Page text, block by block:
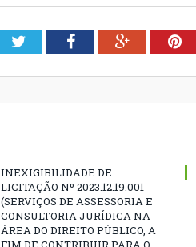
TwitterFacebookGoogle+
INEXIGIBILIDADE DE
LICITAÇÃO Nº 2023.12.19.001
(SERVIÇOS DE ASSESSORIA E
CONSULTORIA JURÍDICA NA
ÁREA DO DIREITO PÚBLICO, A